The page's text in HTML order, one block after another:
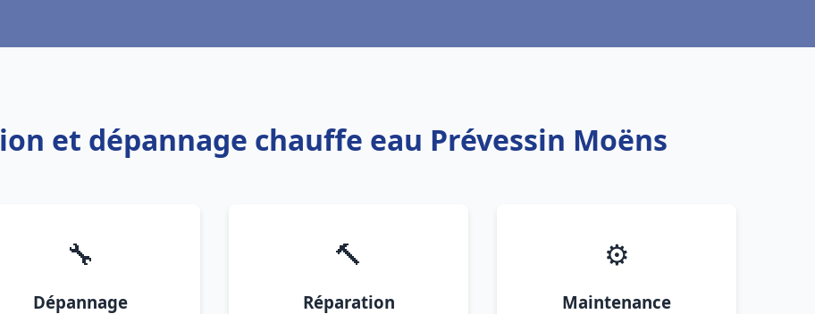
et dépannage chauffe eau Prévessin Moëns
🔧
Dépannage
🔨
Réparation
⚙️
Maintenance